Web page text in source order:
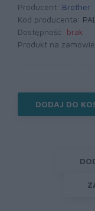
Producent: Brother
Kod producenta:
Dostępność: brak
Produkt na
DODAJ DO